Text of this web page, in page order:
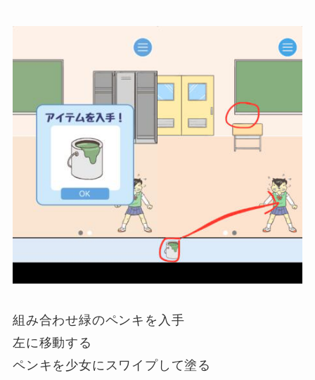
組み合わせ緑のペンキを入手
左に移動する
ペンキを少女にスワイプして塗る